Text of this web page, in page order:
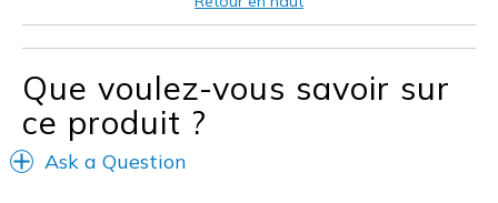
Que voulez-vous savoir sur
ce produit ?
Ask a Question